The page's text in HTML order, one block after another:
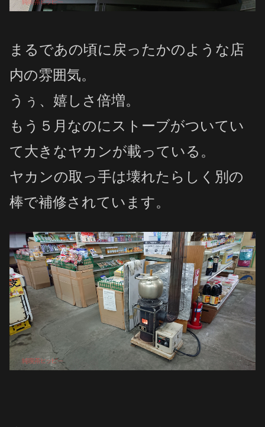
まるであの頃に戻ったかのような店
内の雰囲気。
うぅ、嬉しさ倍増。
もう５月なのにストーブがついてい
て大きなヤカンが載っている。
ヤカンの取っ手は壊れたらしく別の
棒で補修されています。